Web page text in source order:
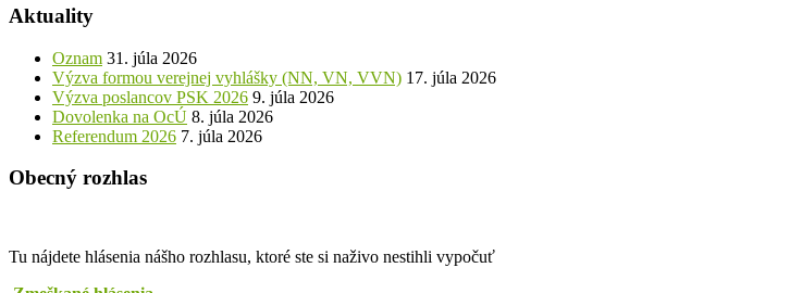
Aktuality
Oznam 31. júla 2026
Výzva formou verejnej vyhlášky (NN, VN, VVN) 17. júla 2026
Výzva poslancov PSK 2026 9. júla 2026
Dovolenka na OcÚ 8. júla 2026
Referendum 2026 7. júla 2026
Obecný rozhlas
Tu nájdete hlásenia nášho rozhlasu, ktoré ste si naživo nestihli vypočuť